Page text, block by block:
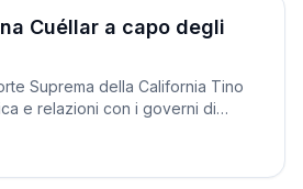
Cuéllar a capo degli
Suprema della California Tino
e relazioni con i governi di